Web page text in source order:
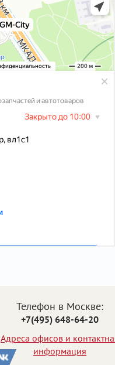
Телефон в Москве:
+7(495) 648-64-20
Адреса офисов и
информация